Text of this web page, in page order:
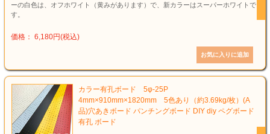
ーの白色は、オフホワイト（黄みがあります）で、新カラーはスーパーホワイトで
す。
価格： 6,180円(税込)
カラー有孔ボード 5φ-25P
4mm×910mm×1820mm 5色あり（約3.69kg/枚）(A
品)穴あきボード パンチングボード DIY diy ペグボード
有孔 ボード